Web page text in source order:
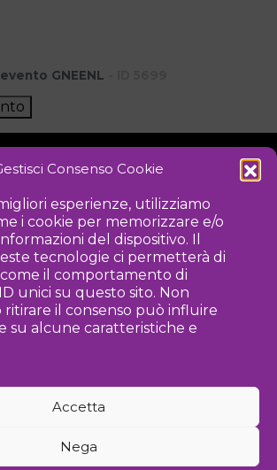
Consenso Cookie
esperienze, utilizziamo
i cookie per memorizzare e/o
del dispositivo. Il
tecnologie ci permetterà di
il comportamento di
unici su questo sito. Non
ritirare il consenso può influire
su alcune caratteristiche e
Accetta
Nega
GNEENL
PRIVACY POLICY
Iniziativa
per la promozione delle arti visive